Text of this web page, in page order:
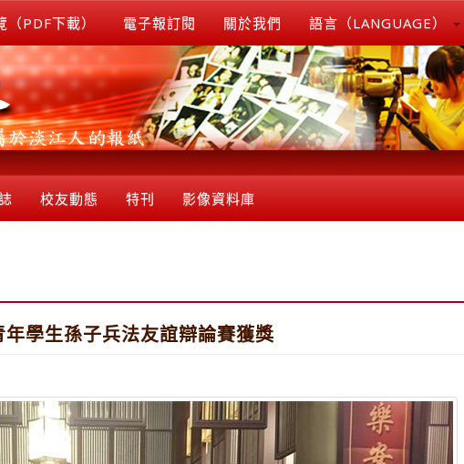
（PDF下載） 電子報訂閱 關於我們 語言（LANGUAGE）
校友動態 特刊 影像資料庫
學生孫子兵法友誼辯論賽獲獎